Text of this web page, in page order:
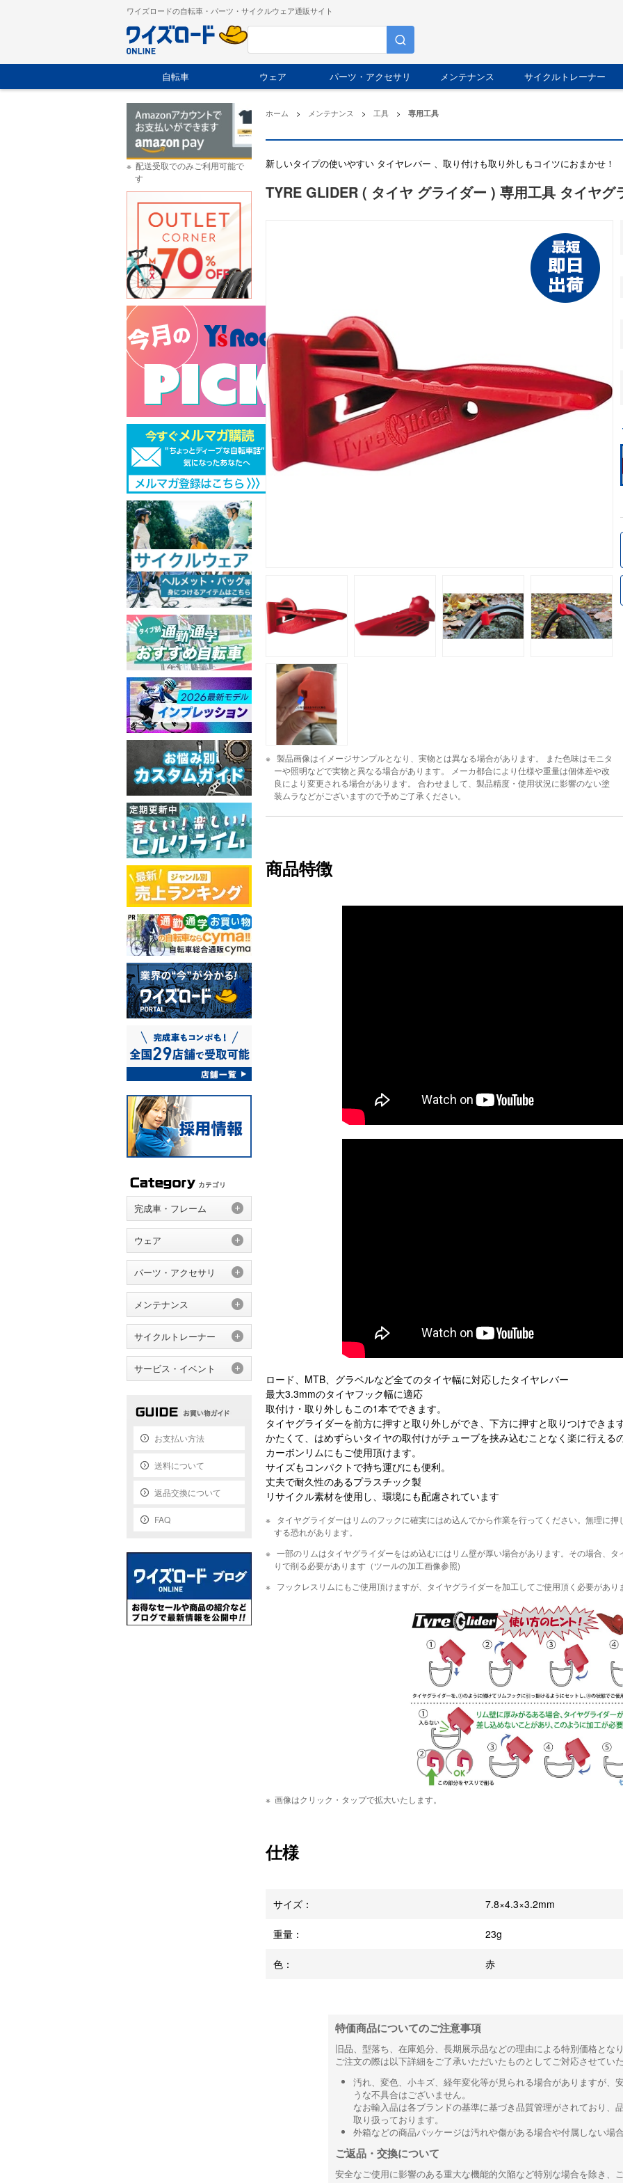
ワイズロードの自転車・パーツ・サイクルウェア通販サイト
自転車 ウェア パーツ・アクセサリ メンテナンス サイクルトレーナー
ホーム > メンテナンス > 工具 > 専用工具
新しいタイプの使いやすい タイヤレバー 、取り付けも取り外しもコイツにおまかせ！
TYRE GLIDER ( タイヤ グライダー ) 専用工具 タイヤグ
製品画像はイメージサンプルとなり、実物とは異なる場合があります。 また色味はモニタ
ーや照明などで実物と異なる場合があります。 メーカ都合により仕様や重量は個体差や改
良により変更される場合があります。 合わせまして、製品精度・使用状況に影響のない塗
装ムラなどがございますので予めご了承ください。
商品特徴
ロード、MTB、グラベルなど全てのタイヤ幅に対応したタイヤレバー
最大3.3mmのタイヤフック幅に適応
取付け・取り外しもこの1本でできます。
タイヤグライダーを前方に押すと取り外しができ、下方に押すと取りつけできます
かたくて、はめずらいタイヤの取付けがチューブを挟み込むことなく楽に行える
カーボンリムにもご使用頂けます。
サイズもコンパクトで持ち運びにも便利。
丈夫で耐久性のあるプラスチック製
リサイクル素材を使用し、環境にも配慮されています
タイヤグライダーはリムのフックに確実にはめ込んでから作業を行ってください。無理に
する恐れがあります。
一部のリムはタイヤグライダーをはめ込むにはリム壁が厚い場合があります。その場合、
りで削る必要があります（ツールの加工画像参照)
フックレスリムにもご使用頂けますが、タイヤグライダーを加工してご使用頂く必要があり
画像はクリック・タップで拡大いたします。
仕様
サイズ： 7.8×4.3×3.2mm
重量： 23g
色： 赤
特価商品についてのご注意事項
旧品、型落ち、在庫処分、長期展示品などの理由による特別価格となり
ご注文の際は以下詳細をご了承いただいたものとしてご対応させていた
汚れ、変色、小キズ、経年変化等が見られる場合がありますが、
うな不具合はございません。
なお輸入品は各ブランドの基準に基づき品質管理がされており、
取り扱っております。
外箱などの商品パッケージは汚れや傷がある場合や付属しない場合
ご返品・交換について
安全なご使用に影響のある重大な機能的欠陥など特別な場合を除き、
配送受取でのみご利用可能で
す
完成車・フレーム
ウェア
パーツ・アクセサリ
メンテナンス
サイクルトレーナー
サービス・イベント
お支払い方法
送料について
返品交換について
FAQ